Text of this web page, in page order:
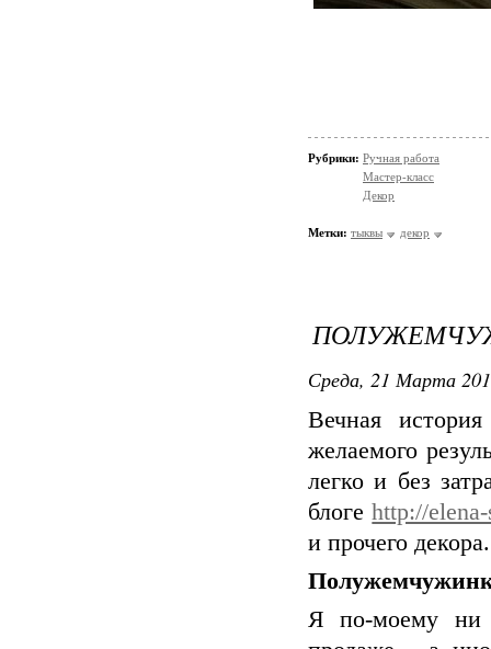
Рубрики: Ручная работа
Мастер-класс
Декор
Метки: тыквы декор
Среда, 21 Марта
Вечная
желаемого
легко и без
блогеhttp://
и прочего
Я по-моему ни